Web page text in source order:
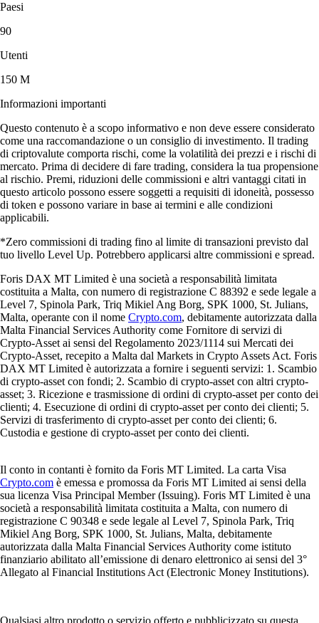
Paesi
90
Utenti
150 M
Informazioni importanti
Questo contenuto è a scopo informativo e non deve essere considerato
come una raccomandazione o un consiglio di investimento. Il trading
di criptovalute comporta rischi, come la volatilità dei prezzi e i rischi di
mercato. Prima di decidere di fare trading, considera la tua propensione
al rischio. Premi, riduzioni delle commissioni e altri vantaggi citati in
questo articolo possono essere soggetti a requisiti di idoneità, possesso
di token e possono variare in base ai termini e alle condizioni
applicabili.
*Zero commissioni di trading fino al limite di transazioni previsto dal
tuo livello Level Up. Potrebbero applicarsi altre commissioni e spread.
Foris DAX MT Limited è una società a responsabilità limitata
costituita a Malta, con numero di registrazione C 88392 e sede legale a
Level 7, Spinola Park, Triq Mikiel Ang Borg, SPK 1000, St. Julians,
Malta, operante con il nome Crypto.com, debitamente autorizzata dalla
Malta Financial Services Authority come Fornitore di servizi di
Crypto-Asset ai sensi del Regolamento 2023/1114 sui Mercati dei
Crypto-Asset, recepito a Malta dal Markets in Crypto Assets Act. Foris
DAX MT Limited è autorizzata a fornire i seguenti servizi: 1. Scambio
di crypto-asset con fondi; 2. Scambio di crypto-asset con altri crypto-
asset; 3. Ricezione e trasmissione di ordini di crypto-asset per conto dei
clienti; 4. Esecuzione di ordini di crypto-asset per conto dei clienti; 5.
Servizi di trasferimento di crypto-asset per conto dei clienti; 6.
Custodia e gestione di crypto-asset per conto dei clienti.
Il conto in contanti è fornito da Foris MT Limited. La carta Visa
Crypto.com è emessa e promossa da Foris MT Limited ai sensi della
sua licenza Visa Principal Member (Issuing). Foris MT Limited è una
società a responsabilità limitata costituita a Malta, con numero di
registrazione C 90348 e sede legale al Level 7, Spinola Park, Triq
Mikiel Ang Borg, SPK 1000, St. Julians, Malta, debitamente
autorizzata dalla Malta Financial Services Authority come istituto
finanziario abilitato all’emissione di denaro elettronico ai sensi del 3°
Allegato al Financial Institutions Act (Electronic Money Institutions).